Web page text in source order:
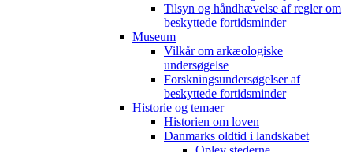
Tilsyn og håndhævelse af regler om
beskyttede fortidsminder
Museum
Vilkår om arkæologiske
undersøgelse
Forskningsundersøgelser af
beskyttede fortidsminder
Historie og temaer
Historien om loven
Danmarks oldtid i landskabet